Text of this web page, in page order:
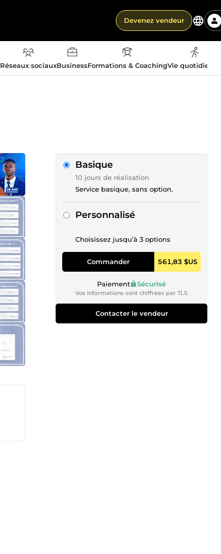
Devenez vendeur
Réseaux sociauxBusinessFormations & CoachingVie
Basique
10 jours de réalisation
Service basique, sans option.
Personnalisé
Choisissez jusqu’à 3 options
Commander 561,83 $US
Paiement Sécurisé
Vos informations sont chiffrées par TLS
Contacter le vendeur